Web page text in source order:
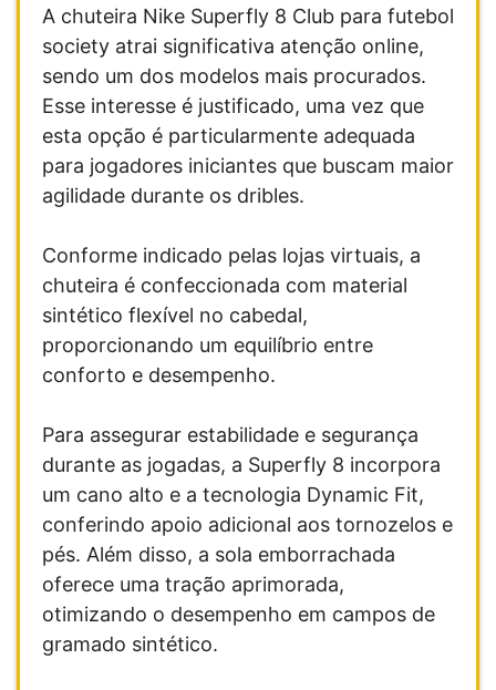
A chuteira Nike Superfly 8 Club para futebol
society atrai significativa atenção online,
sendo um dos modelos mais procurados.
Esse interesse é justificado, uma vez que
esta opção é particularmente adequada
para jogadores iniciantes que buscam maior
agilidade durante os dribles.
Conforme indicado pelas lojas virtuais, a
chuteira é confeccionada com material
sintético flexível no cabedal,
proporcionando um equilíbrio entre
conforto e desempenho.
Para assegurar estabilidade e segurança
durante as jogadas, a Superfly 8 incorpora
um cano alto e a tecnologia Dynamic Fit,
conferindo apoio adicional aos tornozelos e
pés. Além disso, a sola emborrachada
oferece uma tração aprimorada,
otimizando o desempenho em campos de
gramado sintético.